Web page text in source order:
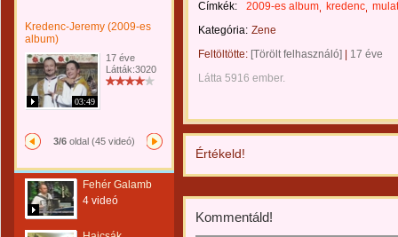
Kredenc-Jeremy (2009-es
album)
03:49
17 éve
Látták:3020
3/6 oldal (45 videó)
Fehér Galamb
4 videó
Címkék: 2009-es album kredenc
Kategória: Zene
Feltöltötte: [Törölt felhasználó]
17 éve
Látta 5916 ember.
Értékeld!
Kommentáld!